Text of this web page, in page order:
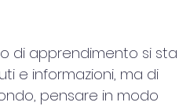
di apprendimento si sta
e informazioni, ma di
pensare in modo